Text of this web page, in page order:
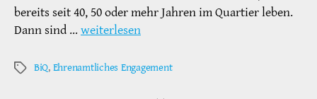
bereits seit 40, 50 oder mehr Jahren im Quartier leben.
Dann sind … weiterlesen
Schlagwörter
BiQ, Ehrenamtliches Engagement